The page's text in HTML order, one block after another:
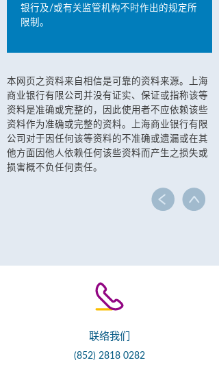
银行及/或有关监管机构不时作出的规定所
限制。
本网页之资料来自相信是可靠的资料来源。上海
商业银行有限公司并没有证实、保证或指称该等
资料是准确或完整的，因此使用者不应依赖该些
资料作为准确或完整的资料。上海商业银行有限
公司对于因任何该等资料的不准确或遗漏或在其
他方面因他人依赖任何该些资料而产生之损失或
损害概不负任何责任。
联络我们
(852) 2818 0282